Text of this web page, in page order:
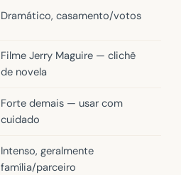
Dramático, casamento/votos
Filme Jerry Maguire — clichê
de novela
Forte demais — usar com
cuidado
Intenso, geralmente
família/parceiro